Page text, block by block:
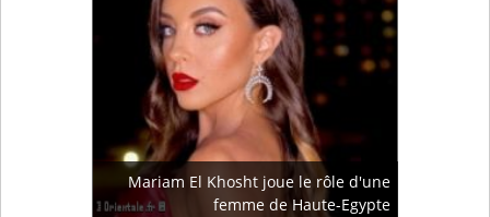
Mariam El Khosht joue le rôle d'une
femme de Haute-Egypte